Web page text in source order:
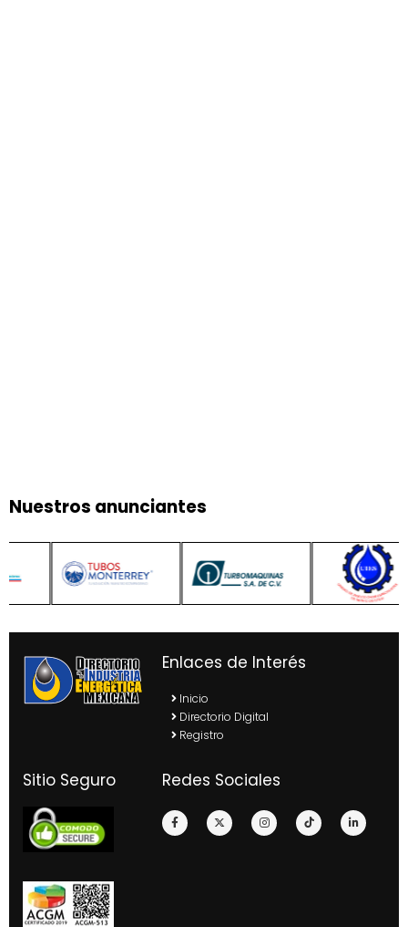
Nuestros anunciantes
Enlaces de Interés
Inicio
Directorio Digital
Registro
Sitio Seguro Redes Sociales